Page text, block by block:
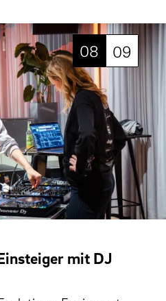
08 09
mit DJ